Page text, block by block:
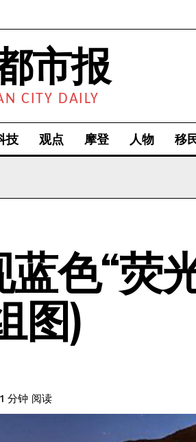
市报
CITY DAILY
技 观点 摩登 人物 移
色“荧
图)
分钟 阅读